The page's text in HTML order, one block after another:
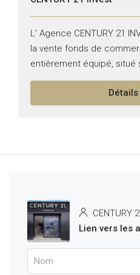
L’ Agence CENTURY 21
la vente fonds de
entièrement équipé, situé
à fort trafic à El Menzah5.
Détails
CENTURY
Lien vers les